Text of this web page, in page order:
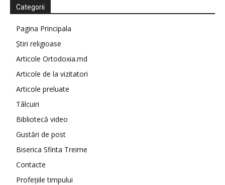
Categorii
Pagina Principala
Știri religioase
Articole Ortodoxia.md
Articole de la vizitatori
Articole preluate
Tâlcuiri
Bibliotecă video
Gustări de post
Biserica Sfinta Treime
Contacte
Profețiile timpului